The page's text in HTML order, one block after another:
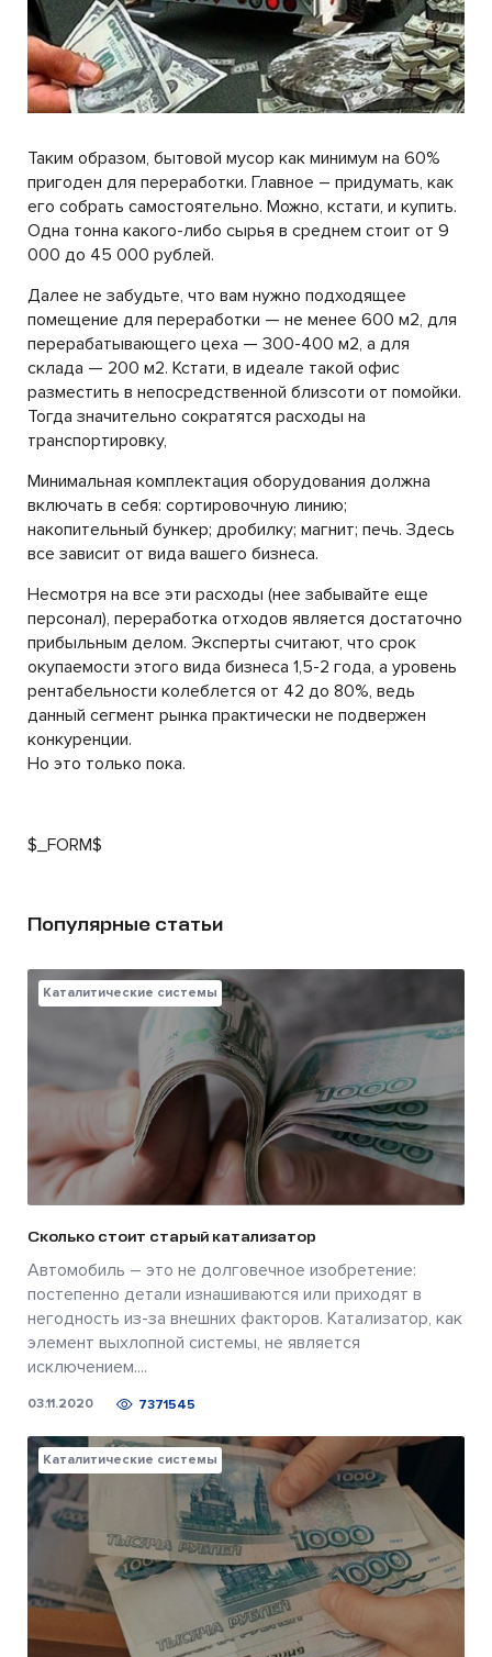
Таким образом, бытовой мусор как минимум на 60%
пригоден для переработки. Главное – придумать, как
его собрать самостоятельно. Можно, кстати, и купить.
Одна тонна какого-либо сырья в среднем стоит от 9
000 до 45 000 рублей.
Далее не забудьте, что вам нужно подходящее
помещение для переработки — не менее 600 м2, для
перерабатывающего цеха — 300-400 м2, а для
склада — 200 м2. Кстати, в идеале такой офис
разместить в непосредственной близсоти от помойки.
Тогда значительно сократятся расходы на
транспортировку,
Минимальная комплектация оборудования должна
включать в себя: сортировочную линию;
накопительный бункер; дробилку; магнит; печь. Здесь
все зависит от вида вашего бизнеса.
Несмотря на все эти расходы (нее забывайте еще
персонал), переработка отходов является достаточно
прибыльным делом. Эксперты считают, что срок
окупаемости этого вида бизнеса 1,5-2 года, а уровень
рентабельности колеблется от 42 до 80%, ведь
данный сегмент рынка практически не подвержен
конкуренции.
Но это только пока.
$_FORM$
Популярные статьи
Каталитические системы
Сколько стоит старый катализатор
Автомобиль – это не долговечное изобретение:
постепенно детали изнашиваются или приходят в
негодность из-за внешних факторов. Катализатор, как
элемент выхлопной системы, не является
исключением....
03.11.2020 7371545
Каталитические системы